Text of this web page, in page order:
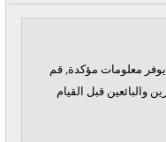
معلومات مؤكدة, قم
والبائعين قبل القيام